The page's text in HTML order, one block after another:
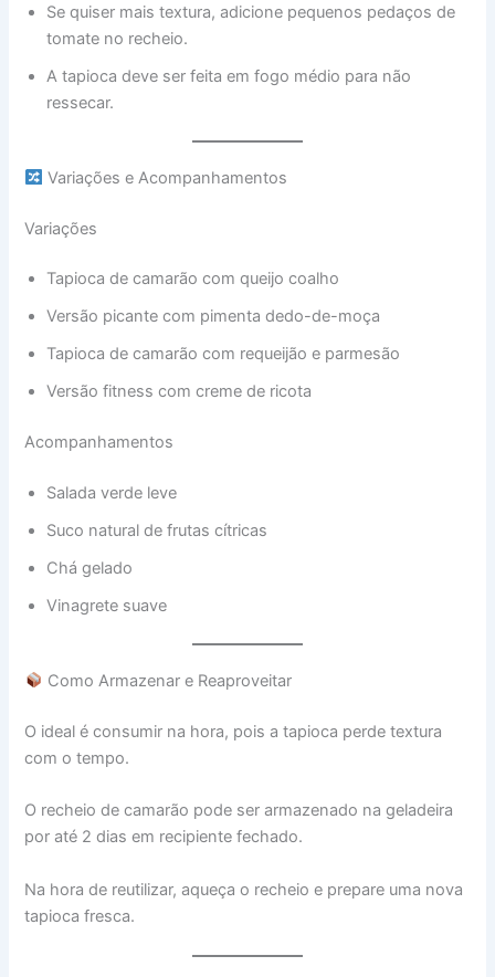
Se quiser mais textura, adicione pequenos pedaços de
tomate no recheio.
A tapioca deve ser feita em fogo médio para não
ressecar.
Variações e Acompanhamentos
Variações
Tapioca de camarão com queijo coalho
Versão picante com pimenta dedo-de-moça
Tapioca de camarão com requeijão e parmesão
Versão fitness com creme de ricota
Acompanhamentos
Salada verde leve
Suco natural de frutas cítricas
Chá gelado
Vinagrete suave
Como Armazenar e Reaproveitar
O ideal é consumir na hora, pois a tapioca perde textura
com o tempo.
O recheio de camarão pode ser armazenado na geladeira
por até 2 dias em recipiente fechado.
Na hora de reutilizar, aqueça o recheio e prepare uma nova
tapioca fresca.